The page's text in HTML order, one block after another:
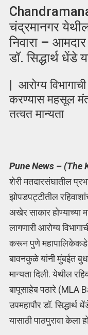
चंद्रमानगर
निवारा – आमदार
डॉ. सिद्धार्थ धेंडे
| आरोग्य
करण्यास महसूल
तत्‍वत मान्‍यता
Pune News – (The
शेरी मतदारसंघातील
झोपडपट्टीतील
अखेर साकार होण्याच्या
लागणारी आरोग्य
करून पुणे महापालिकेकडे
बावनकुळे यांनी मुंबईत
मान्यता दिली. येथील
बापूसाहेब पठारे (MLA
उपमहापौर डॉ.
यासाठी पाठपुरावा केला